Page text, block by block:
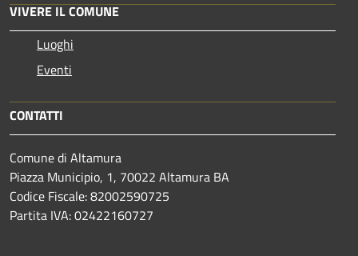
VIVERE IL COMUNE
Luoghi
Eventi
CONTATTI
Comune di Altamura
Piazza Municipio, 1, 70022 Altamura BA
Codice Fiscale: 82002590725
Partita IVA: 02422160727